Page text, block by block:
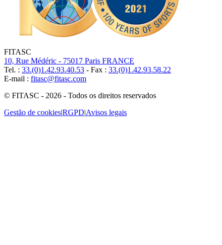
FITASC
10, Rue Médéric - 75017 Paris FRANCE
Tel. : 33.(0)1.42.93.40.53 - Fax : 33.(0)1.42.93.58.22
E-mail : fitasc@fitasc.com
© FITASC - 2026 - Todos os direitos reservados
Gestão de cookies|RGPD|Avisos legais